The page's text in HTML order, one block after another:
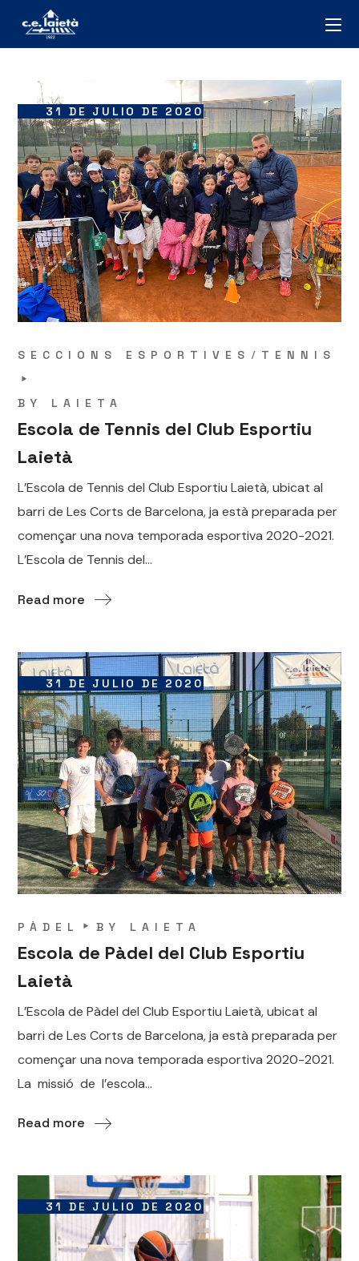
31 DE JULIO DE 2020
SECCIONS ESPORTIVES TENNIS
BY LAIETA
Escola de Tennis del Club Esportiu
Laietà
L’Escola de Tennis del Club Esportiu Laietà, ubicat al
barri de Les Corts de Barcelona, ja està preparada per
començar una nova temporada esportiva 2020-2021.
L’Escola de Tennis del...
Read more
31 DE JULIO DE 2020
PÀDEL BY LAIETA
Escola de Pàdel del Club Esportiu
Laietà
L’Escola de Pàdel del Club Esportiu Laietà, ubicat al
barri de Les Corts de Barcelona, ja està preparada per
començar una nova temporada esportiva 2020-2021.
La missió de l’escola...
Read more
31 DE JULIO DE 2020